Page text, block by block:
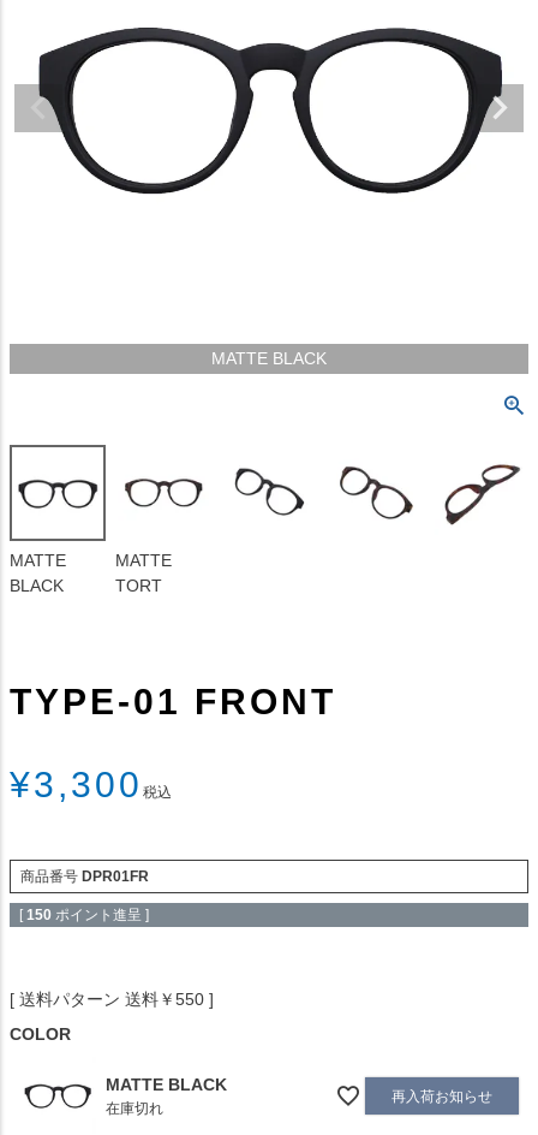
MATTE BLACK
MATTE
BLACK
MATTE
TORT
TYPE-01 FRONT
¥3,300 税込
商品番号 DPR01FR
[ 150 ポイント進呈 ]
送料パターン 送料￥550
COLOR
MATTE BLACK
在庫切れ
再入荷お知らせ